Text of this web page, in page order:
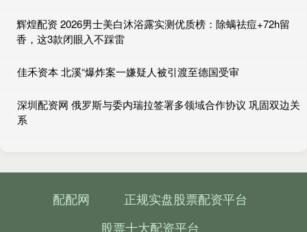
辉煌配资 2026男士美白沐浴露实测优质榜：除螨祛痘+72h留
香，这3款闭眼入不踩雷
佳禾资本 北溪“爆炸案一嫌疑人被引渡至德国受审
深圳配资网 俄罗斯与委内瑞拉签署多领域合作协议 巩固双边关
系
配配网
正规实盘股票配资平台
股票十大配资平台